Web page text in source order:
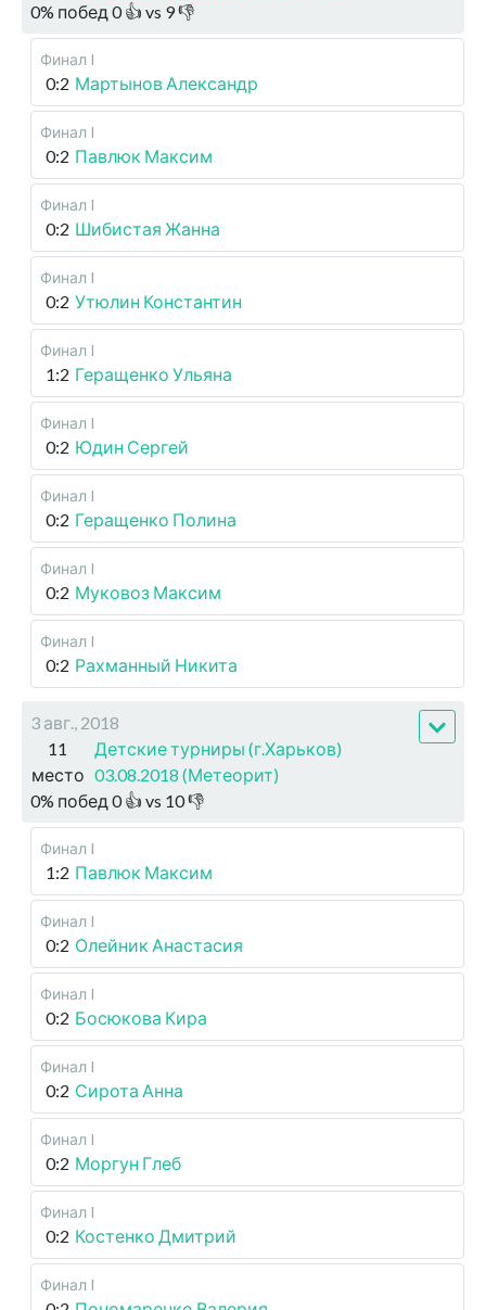
0% побед 0👍 vs 9👎
Финал I
0:2 Мартынов Александр
Финал I
0:2 Павлюк Максим
Финал I
0:2 Шибистая Жанна
Финал I
0:2 Утюлин Константин
Финал I
1:2 Геращенко Ульяна
Финал I
0:2 Юдин Сергей
Финал I
0:2 Геращенко Полина
Финал I
0:2 Муковоз Максим
Финал I
0:2 Рахманный Никита
3 авг., 2018
11
место
Детские турниры (г.Харьков)
03.08.2018 (Метеорит)
0% побед 0👍 vs 10👎
Финал I
1:2 Павлюк Максим
Финал I
0:2 Олейник Анастасия
Финал I
0:2 Босюкова Кира
Финал I
0:2 Сирота Анна
Финал I
0:2 Моргун Глеб
Финал I
0:2 Костенко Дмитрий
Финал I